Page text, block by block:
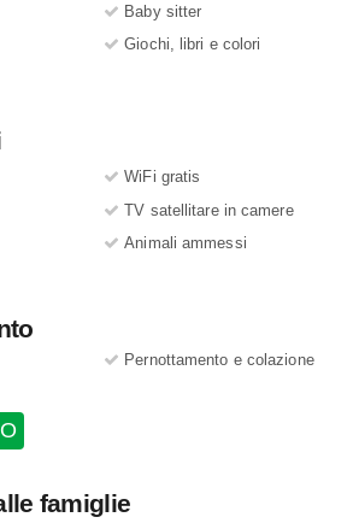
Baby sitter
Giochi, libri e colori
WiFi gratis
TV satellitare in camere
Animali ammessi
Pernottamento e colazione
famiglie